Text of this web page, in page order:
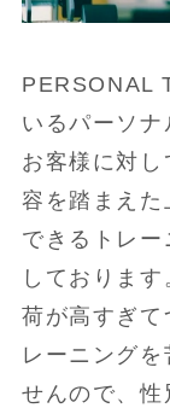
PERSONAL
いるパーソ
お客様に対
容を踏まえ
できるトレ
しておりま
荷が高すぎて
レーニング
せんので、性